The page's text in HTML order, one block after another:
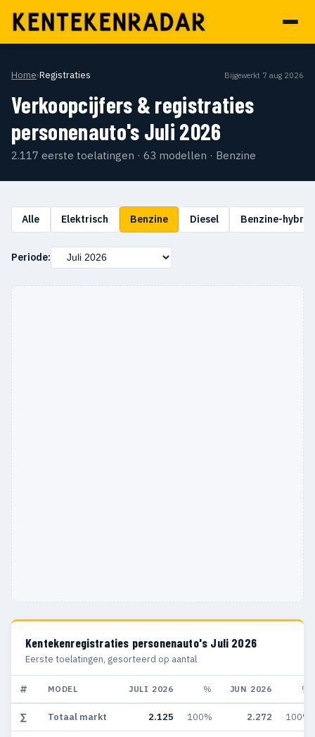
Home›Registraties Bijgewerkt 7 aug 2026
Verkoopcijfers & registraties
personenauto's Juli 2026
2.117 eerste toelatingen · 63 modellen · Benzine
Alle Elektrisch Benzine Diesel Benzine-
Periode:
Kentekenregistraties personenauto's Juli 2026
Eerste toelatingen, gesorteerd op aantal
# MODEL JULI 2026 % JUN 2026 %
∑ Totaal markt 2.125 100% 2.272 100%